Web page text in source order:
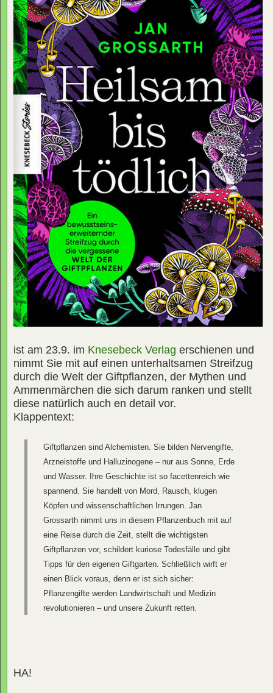
ist am 23.9. im Knesebeck Verlag erschienen und
nimmt Sie mit auf einen unterhaltsamen Streifzug
durch die Welt der Giftpflanzen, der Mythen und
Ammenmärchen die sich darum ranken und stellt
diese natürlich auch en detail vor.
Klappentext:
Giftpflanzen sind Alchemisten. Sie bilden Nervengifte,
Arzneistoffe und Halluzinogene – nur aus Sonne, Erde
und Wasser. Ihre Geschichte ist so facettenreich wie
spannend. Sie handelt von Mord, Rausch, klugen
Köpfen und wissenschaftlichen Irrungen. Jan
Grossarth nimmt uns in diesem Pflanzenbuch mit auf
eine Reise durch die Zeit, stellt die wichtigsten
Giftpflanzen vor, schildert kuriose Todesfälle und gibt
Tipps für den eigenen Giftgarten. Schließlich wirft er
einen Blick voraus, denn er ist sich sicher:
Pflanzengifte werden Landwirtschaft und Medizin
revolutionieren – und unsere Zukunft retten.
HA!